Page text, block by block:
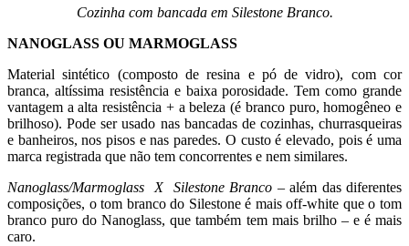
Cozinha com bancada em Silestone Branco.
NANOGLASS OU MARMOGLASS
Material sintético (composto de resina e pó de vidro), com cor
branca, altíssima resistência e baixa porosidade. Tem como grande
vantagem a alta resistência + a beleza (é branco puro, homogêneo e
brilhoso). Pode ser usado nas bancadas de cozinhas, churrasqueiras
e banheiros, nos pisos e nas paredes. O custo é elevado, pois é uma
marca registrada que não tem concorrentes e nem similares.
Nanoglass/Marmoglass X Silestone Branco – além das diferentes
composições, o tom branco do Silestone é mais off-white que o tom
branco puro do Nanoglass, que também tem mais brilho – e é mais
caro.